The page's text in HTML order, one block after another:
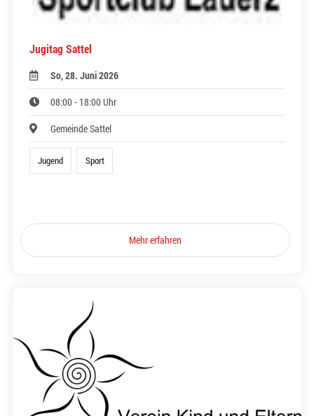
Jugitag Sattel
So, 28. Juni 2026
08:00 - 18:00 Uhr
Gemeinde Sattel
Jugend Sport
Mehr erfahren